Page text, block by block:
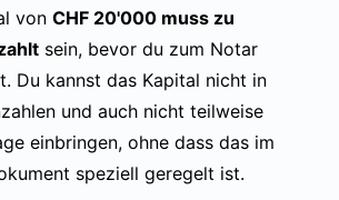
von CHF 20'000 muss zu
sein, bevor du zum Notar
Du kannst das Kapital nicht in
und auch nicht teilweise
einbringen, ohne dass das im
speziell geregelt ist.